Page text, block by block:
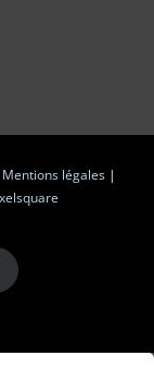
Mentions légales |